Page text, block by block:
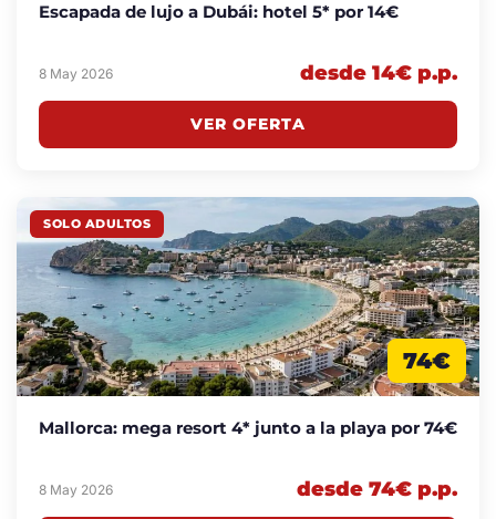
Escapada de lujo a Dubái: hotel 5* por 14€
8 May 2026 desde 14€ p.p.
VER OFERTA
SOLO ADULTOS
74€
Mallorca: mega resort 4* junto a la playa por 74€
8 May 2026 desde 74€ p.p.